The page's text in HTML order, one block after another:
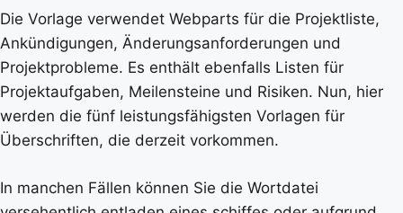
Die Vorlage verwendet Webparts für die Projektliste,
Ankündigungen, Änderungsanforderungen und
Projektprobleme. Es enthält ebenfalls Listen für
Projektaufgaben, Meilensteine und Risiken. Nun, hier
werden die fünf leistungsfähigsten Vorlagen für
Überschriften, die derzeit vorkommen.
In manchen Fällen können Sie die Wortdatei